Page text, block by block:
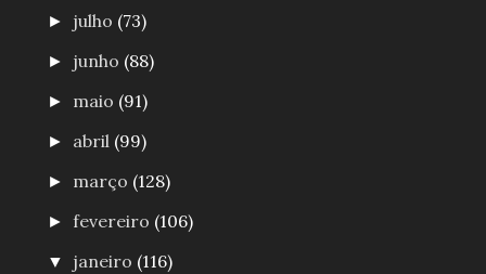
► julho (73)
► junho (88)
► maio (91)
► abril (99)
► março (128)
►fevereiro (106)
▼ janeiro (116)